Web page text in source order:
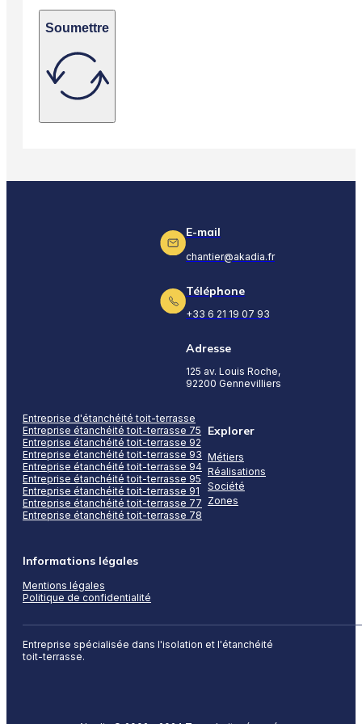
Soumettre
E-mail
chantier@akadia.fr
Téléphone
+33 6 21 19 07 93
Adresse
125 av. Louis Roche,
92200 Gennevilliers
Entreprise spécialisée dans l'isolation et l'étanchéité
toit-terrasse.
Entreprise d'étanchéité toit-terrasse
Entreprise étanchéité toit-terrasse 75
Entreprise étanchéité toit-terrasse 92
Entreprise étanchéité toit-terrasse 93
Entreprise étanchéité toit-terrasse 94
Entreprise étanchéité toit-terrasse 95
Entreprise étanchéité toit-terrasse 91
Entreprise étanchéité toit-terrasse 77
Entreprise étanchéité toit-terrasse 78
Explorer
Métiers
Réalisations
Société
Zones
Informations légales
Mentions légales
Politique de confidentialité